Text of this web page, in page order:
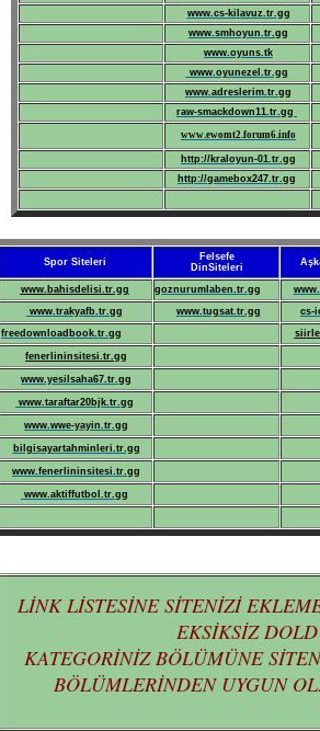
www.cs-kilavuz.tr.gg
www.smhoyun.tr.gg
www.oyuns.tk
www.oyunezel.tr.gg
www.adreslerim.tr.gg
raw-smackdown11.tr.gg
www.ewomt2.forum6.info
http://kraloyun-01.tr.gg
http://gamebox247.tr.gg
Spor Siteleri
Felsefe
DinSiteleri
www. bahisdelisi.tr.gg goznurumlaben.tr.gg
www.trakyafb.tr.gg
www.tugsat.tr.gg cs-
freedownloadbook.tr.gg
fenerlininsitesi.tr.gg
www.yesilsaha67.tr.gg
www.taraftar20bjk.tr.gg
www.wwe-yayin.tr.gg
bilgisayartahminleri.tr.gg
www.fenerlininsitesi.tr.gg
www.aktiffutbol.tr.gg
LİNK LİSTESİNE SİTENİZİ
EKSİKSİZ
KATEGORİNİZ BÖLÜMÜNE
BÖLÜMLERİNDEN UYGUN